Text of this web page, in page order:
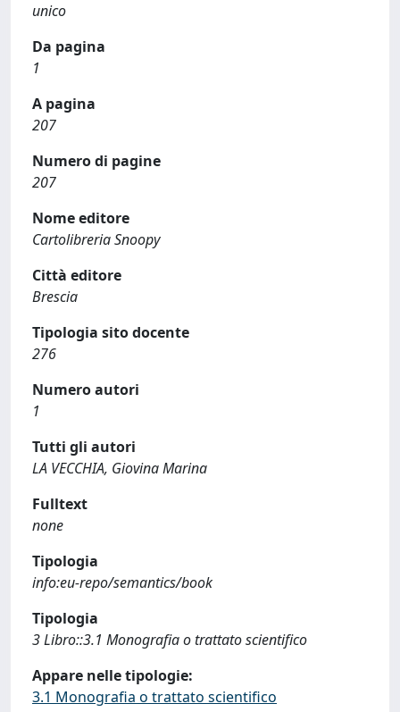
unico
Da pagina
1
A pagina
207
Numero di pagine
207
Nome editore
Cartolibreria Snoopy
Città editore
Brescia
Tipologia sito docente
276
Numero autori
1
Tutti gli autori
LA VECCHIA, Giovina Marina
Fulltext
none
Tipologia
info:eu-repo/semantics/book
Tipologia
3 Libro::3.1 Monografia o trattato scientifico
Appare nelle tipologie:
3.1 Monografia o trattato scientifico